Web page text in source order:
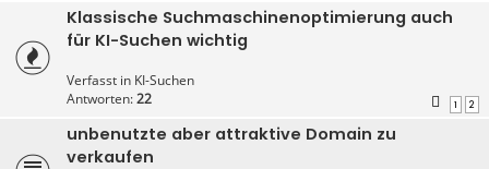
Klassische Suchmaschinenoptimierung auch
für KI-Suchen wichtig
Verfasst in KI-Suchen
Antworten:22 1 2
unbenutzte aber attraktive Domain zu
verkaufen